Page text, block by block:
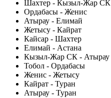
Шахтер - Кызыл-Жар СК
Ордабасы - Женис
Атырау - Елимай
Жетысу - Кайрат
Кайсар - Шахтер
Елимай - Астана
Кызыл-Жар СК - Атырау
Тобол - Ордабасы
Женис - Жетысу
Кайрат - Туран
Атырау - Туран